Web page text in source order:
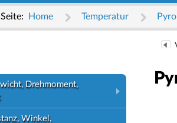
Home Temperatur
Drehmoment,
Winkel,